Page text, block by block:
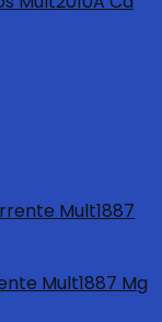
Mult1887 Mg